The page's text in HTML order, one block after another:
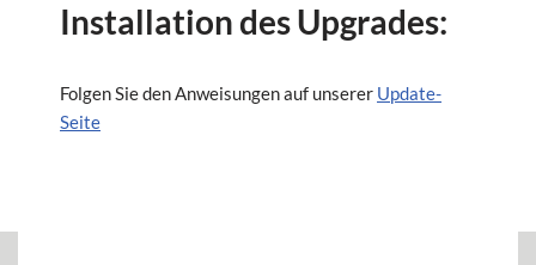
Installation des Upgrades:
Folgen Sie den Anweisungen auf unserer Update-
Seite